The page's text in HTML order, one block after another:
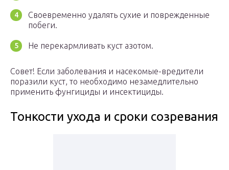
Своевременно удалять сухие и поврежденные
побеги.
Не перекармливать куст азотом.
Совет! Если заболевания и насекомые-вредители
поразили куст, то необходимо незамедлительно
применить фунгициды и инсектициды.
Тонкости ухода и сроки созревания